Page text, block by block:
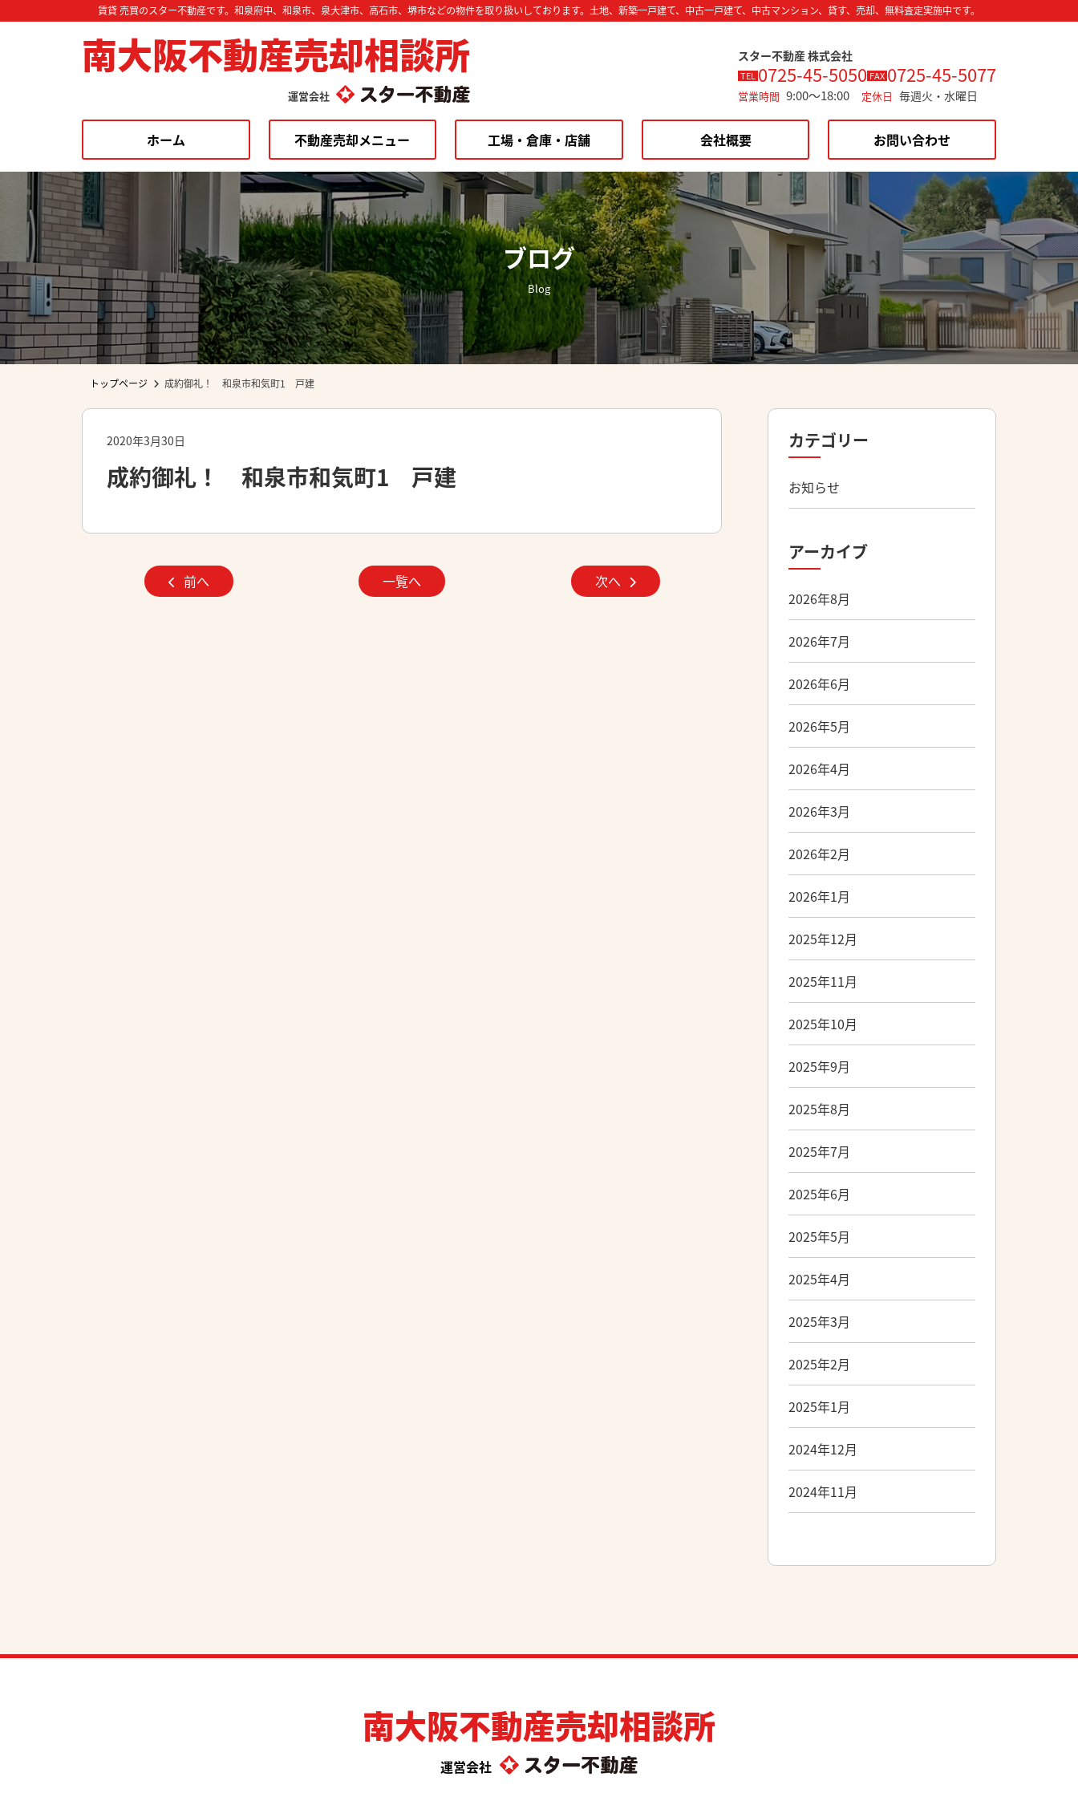
賃貸 売買のスター不動産です。和泉府中、和泉市、泉大津市、高石市、堺市などの物件を取り扱いしております。土地、新築一戸建て、中古一戸建て、中古マンション、貸す、売却、無料査定実施中です。
南大阪不動産売却相談所
運営会社
スター不動産 株式会社
TEL 0725-45-5050 FAX 0725-45-5077
営業時間 9:00～18:00 定休日 毎週火・水曜日
ホーム 不動産売却メニュー 工場・倉庫・店舗 会社概要 お問い合わせ
ブログ
Blog
トップページ 成約御礼！ 和泉市和気町1 戸建
2020年3月30日
成約御礼！ 和泉市和気町1 戸建
前へ 一覧へ 次へ
カテゴリー
お知らせ
アーカイブ
2026年8月
2026年7月
2026年6月
2026年5月
2026年4月
2026年3月
2026年2月
2026年1月
2025年12月
2025年11月
2025年10月
2025年9月
2025年8月
2025年7月
2025年6月
2025年5月
2025年4月
2025年3月
2025年2月
2025年1月
2024年12月
2024年11月
南大阪不動産売却相談所
運営会社